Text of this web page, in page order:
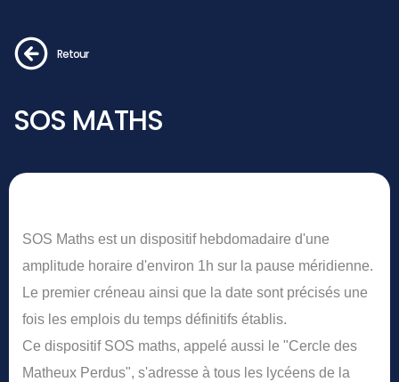
Retour
SOS MATHS
SOS Maths est un dispositif hebdomadaire d'une
amplitude horaire d'environ 1h sur la pause méridienne.
Le premier créneau ainsi que la date sont précisés une
fois les emplois du temps définitifs établis.
Ce dispositif SOS maths, appelé aussi le "Cercle des
Matheux Perdus", s'adresse à tous les lycéens de la